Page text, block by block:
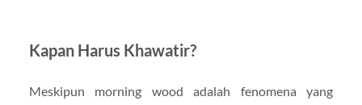
Kapan Harus Khawatir?
Meskipun morning wood adalah fenomena yang